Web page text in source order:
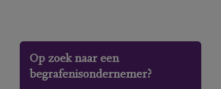
Op zoek naar een
begrafenisondernemer?